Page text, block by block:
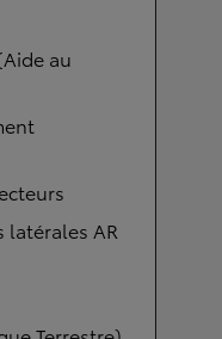
au
latérales AR